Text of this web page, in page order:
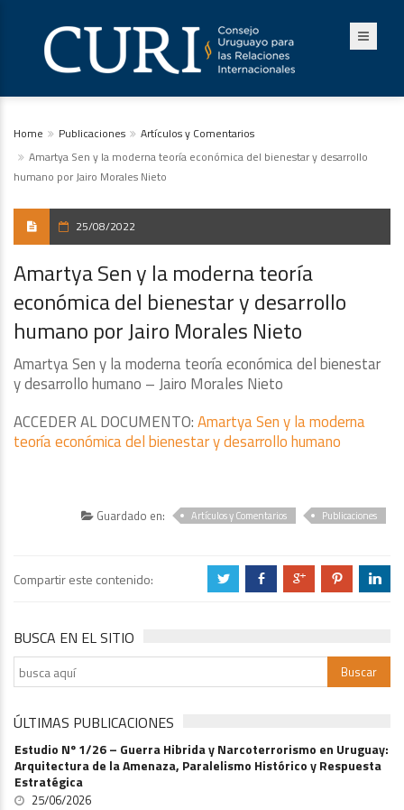
Home Publicaciones
Artículos y Comentarios
Amartya Sen y la moderna teoría económica del bienestar y desarrollo
humano por Jairo Morales Nieto
25/08/2022
Amartya Sen y la moderna teoría
económica del bienestar y desarrollo
humano por Jairo Morales Nieto
Amartya Sen y la moderna teoría económica del bienestar
y desarrollo humano – Jairo Morales Nieto
ACCEDER AL DOCUMENTO:Amartya Sen y la moderna
teoría económica del bienestar y desarrollo humano
Guardado en: Artículos y Comentarios Publicaciones
Compartir este contenido: a b c d j
BUSCA EN EL SITIO
ÚLTIMAS PUBLICACIONES
Estudio Nº 1/26 – Guerra Hibrida y Narcoterrorismo en Uruguay:
Arquitectura de la Amenaza, Paralelismo Histórico y Respuesta
Estratégica
25/06/2026